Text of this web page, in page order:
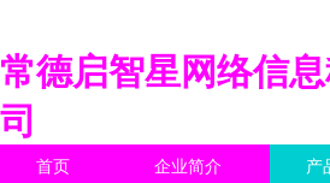
常德启智星网络信
司
首页 企业简介 产